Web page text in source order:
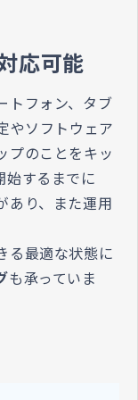
応可能
トフォン、タブ
やソフトウェア
プのことをキッ
始するまでに
あり、また運用
る最適な状態に
も承っていま